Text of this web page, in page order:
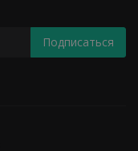
Подписаться